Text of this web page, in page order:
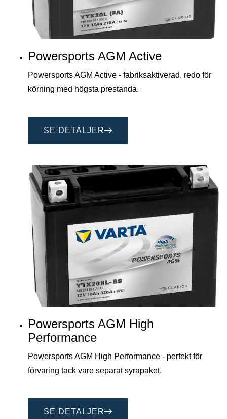
Powersports AGM Active
Powersports AGM Active - fabriksaktiverad, redo för
körning med högsta prestanda.
SE DETALJER
Powersports AGM High
Performance
Powersports AGM High Performance - perfekt för
förvaring tack vare separat syrapaket.
SE DETALJER